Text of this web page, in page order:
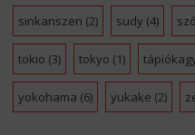
sinkanszen (2) sudy (4)
tokio (3) tokyo (1)
yokohama (6) yukake (2)